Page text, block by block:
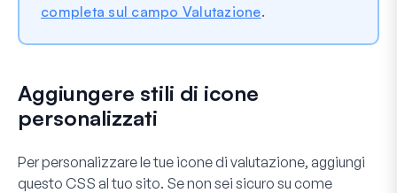
completa sul campo Valutazione.
Aggiungere stili di icone
personalizzati
Per personalizzare le tue icone di valutazione, aggiungi
questo CSS al tuo sito. Se non sei sicuro su come